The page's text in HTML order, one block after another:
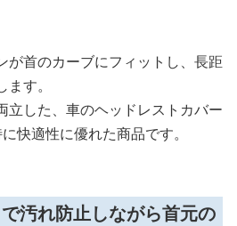
が首のカーブにフィットし、長距
す。
立した、車のヘッドレストカバー
快適性に優れた商品です。
汚れ防止しながら首元の